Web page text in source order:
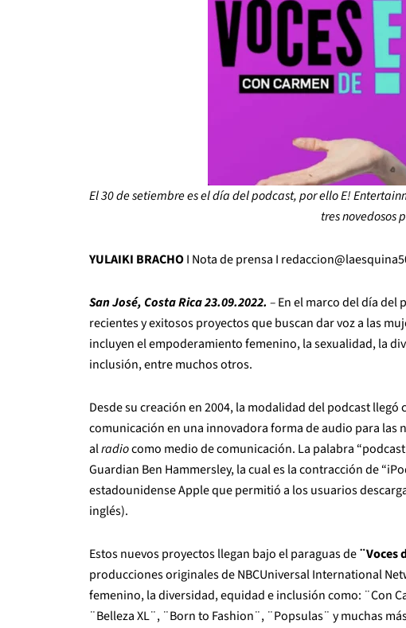
El 30 de setiembre es el día del podcast, por ello E!
tres novedosos
YULAIKI BRACHOI Nota de prensa I
San José, Costa Rica 23.09.2022. –En el marco del día del
recientes y exitosos proyectos que buscan dar voz a las
incluyen el empoderamiento femenino, la sexualidad, la
inclusión, entre muchos otros.
Desde su creación en 2004, la modalidad del podcast
comunicación en una innovadora forma de audio para las
alradiocomo medio de comunicación. La palabra
Guardian Ben Hammersley, la cual es la contracción de
estadounidense Apple que permitió a los usuarios
inglés).
Estos nuevos proyectos llegan bajo el paraguas de¨Voces
producciones originales de NBCUniversal International
femenino, la diversidad, equidad e inclusión como: ¨Con
¨Belleza XL¨, ¨Born to Fashion¨, ¨Popsulas¨ y muchas